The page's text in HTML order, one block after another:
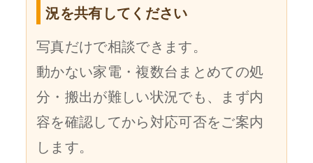
況を共有してください
写真だけで相談できます。
動かない家電・複数台まとめての処
分・搬出が難しい状況でも、まず内
容を確認してから対応可否をご案内
します。